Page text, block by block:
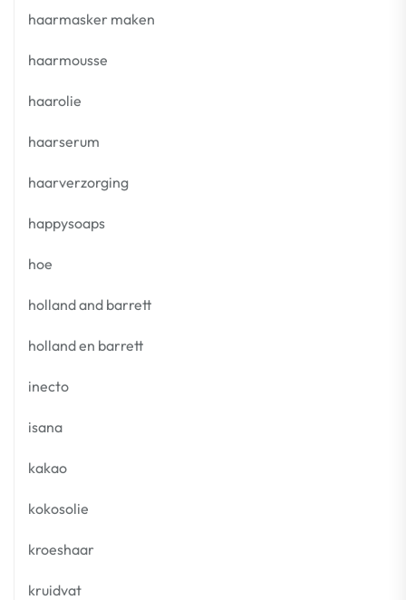
haarmasker maken
haarmousse
haarolie
haarserum
haarverzorging
happysoaps
hoe
holland and barrett
holland en barrett
inecto
isana
kakao
kokosolie
kroeshaar
kruidvat